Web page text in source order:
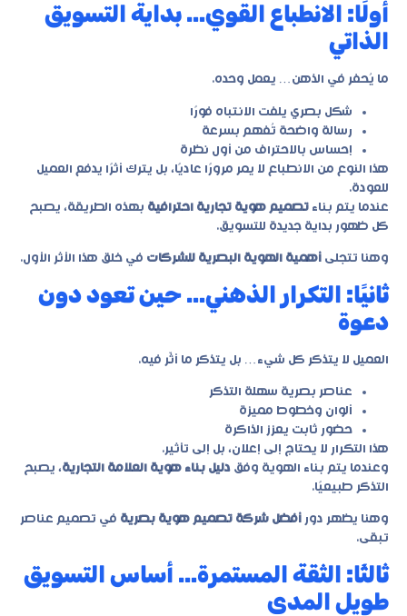
أولًا: الانطباع القوي… بداية التسويق
الذاتي
ما يُحفر في الذهن… يعمل وحده.
شكل بصري يلفت الانتباه فورًا
رسالة واضحة تُفهم بسرعة
إحساس بالاحتراف من أول نظرة
هذا النوع من الانطباع لا يمر مرورًا عاديًا، بل يترك أثرًا يدفع العميل
للعودة.
عندما يتم بناء تصميم هوية تجارية احترافية بهذه الطريقة، يصبح
كل ظهور بداية جديدة للتسويق.
وهنا تتجلى أهمية الهوية البصرية للشركات في خلق هذا الأثر الأول.
ثانيًا: التكرار الذهني… حين تعود دون
دعوة
العميل لا يتذكر كل شيء… بل يتذكر ما أثّر فيه.
عناصر بصرية سهلة التذكر
ألوان وخطوط مميزة
حضور ثابت يعزز الذاكرة
هذا التكرار لا يحتاج إلى إعلان، بل إلى تأثير.
وعندما يتم بناء الهوية وفق دليل بناء هوية العلامة التجارية، يصبح
التذكر طبيعيًا.
وهنا يظهر دور أفضل شركة تصميم هوية بصرية في تصميم عناصر
تبقى.
ثالثًا: الثقة المستمرة… أساس التسويق
طويل المدى